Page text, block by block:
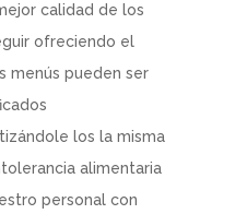
calidad de los
ofreciendo el
menús pueden ser
los la misma
alimentaria
personal con